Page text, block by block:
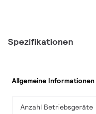
Spezifikationen
Allgemeine Informationen
Anzahl Betriebsgeräte